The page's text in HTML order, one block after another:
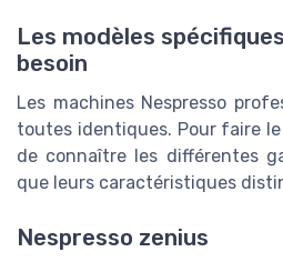
Les modèles
besoin
Les machines Nespresso
toutes identiques. Pour faire
de connaître les différentes
que leurs caractéristiques
Nespresso zenius